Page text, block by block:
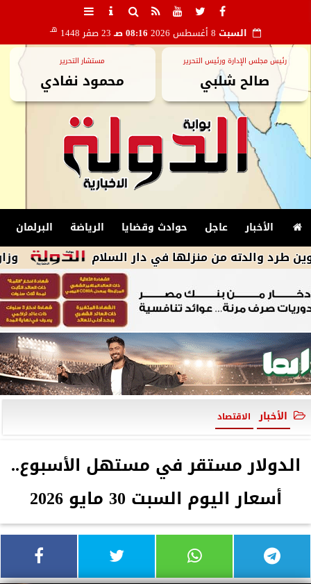
السبت 08:16 صـ 23 صفر 1448 هـ
رئيس مجلس الإدارة ورئيس التحرير
صالح شلبي
مستشار التحرير
محمود نفادي
الأخبار عاجل حوادث وقضايا الرياضة البرلمان
وزارة من منزلها في دار السلام
الأخبار الاقتصاد
الدولار مستقر في مستهل الأسبوع..
أسعار اليوم السبت 30 مايو 2026